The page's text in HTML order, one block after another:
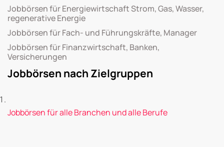
Jobbörsen für Energiewirtschaft Strom, Gas, Wasser,
regenerative Energie
Jobbörsen für Fach- und Führungskräfte, Manager
Jobbörsen für Finanzwirtschaft, Banken,
Versicherungen
Jobbörsen nach Zielgruppen
Jobbörsen für alle Branchen und alle Berufe